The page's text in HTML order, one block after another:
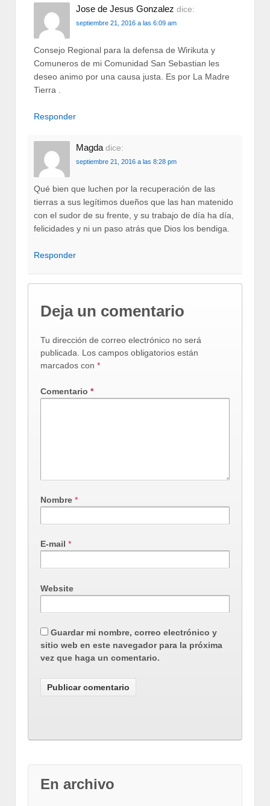
Jose de Jesus Gonzalez dice:
septiembre 21, 2016 a las 6:09 am
Consejo Regional para la defensa de Wirikuta y
Comuneros de mi Comunidad San Sebastian les
deseo animo por una causa justa. Es por La Madre
Tierra .
Responder
Magda dice:
septiembre 21, 2016 a las 8:28 pm
Qué bien que luchen por la recuperación de las
tierras a sus legítimos dueños que las han matenido
con el sudor de su frente, y su trabajo de día ha día,
felicidades y ni un paso atrás que Dios los bendiga.
Responder
Deja un comentario
Tu dirección de correo electrónico no será
publicada.
Los campos obligatorios están
marcados con *
Comentario *
Nombre *
E-mail *
Website
Guardar mi nombre, correo electrónico y
sitio web en este navegador para la próxima
vez que haga un comentario.
En archivo